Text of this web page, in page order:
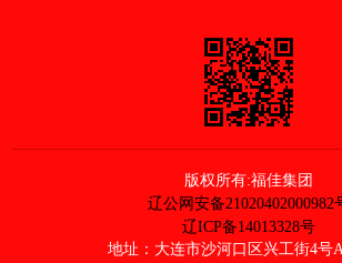
版权所有:福佳集团
辽公网安备21020402000982
辽ICP备14013328号
地址：大连市沙河口区兴工街4号